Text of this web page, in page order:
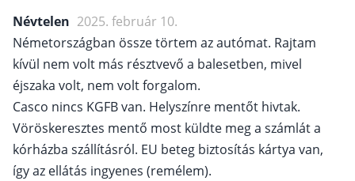
Névtelen 2025. február 10.
Németországban össze törtem az autómat. Rajtam
kívül nem volt más résztvevő a balesetben, mivel
éjszaka volt, nem volt forgalom.
Casco nincs KGFB van. Helyszínre mentőt hivtak.
Vöröskeresztes mentő most küldte meg a számlát a
kórházba szállításról. EU beteg biztosítás kártya van,
így az ellátás ingyenes (remélem).